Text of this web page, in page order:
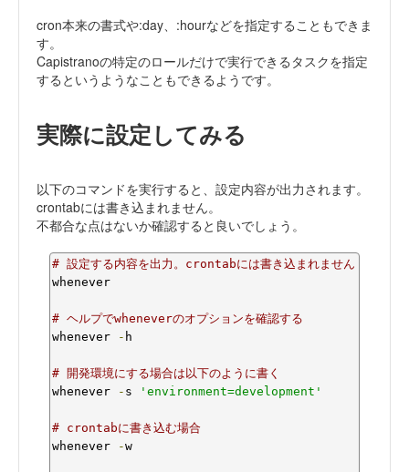
cron本来の書式や:day、:hourなどを指定することもできま
す。
Capistranoの特定のロールだけで実行できるタスクを指定
するというようなこともできるようです。
実際に設定してみる
以下のコマンドを実行すると、設定内容が出力されます。
crontabには書き込まれません。
不都合な点はないか確認すると良いでしょう。
# 設定する内容を出力。crontabには書き込まれません
whenever
# ヘルプでwheneverのオプションを確認する
whenever
- h
# 開発環境にする場合は以下のように書く
whenever
- s 'environment=development'
# crontabに書き込む場合
whenever
-w